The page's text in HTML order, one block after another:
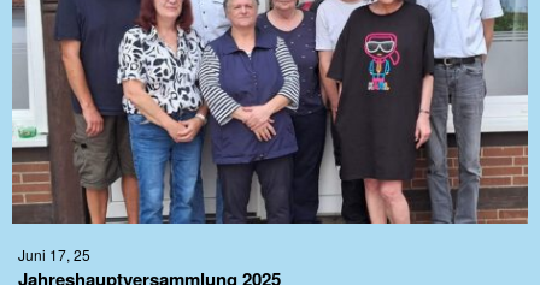
Juni 17, 25
Jahreshauptversammlung 2025